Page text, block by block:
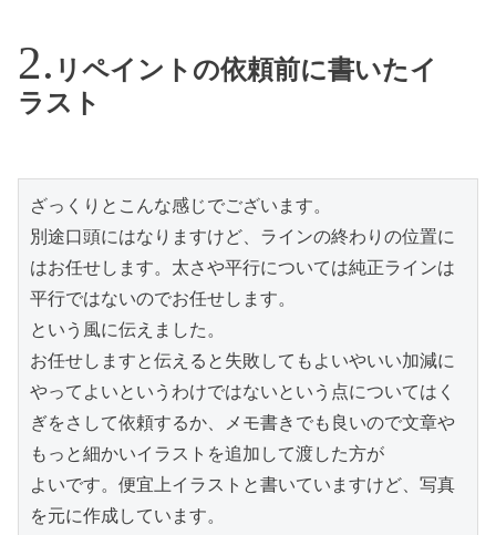
リペイントの依頼前に書いたイ
ラスト
ざっくりとこんな感じでございます。
別途口頭にはなりますけど、ラインの終わりの位置に
はお任せします。太さや平行については純正ラインは
平行ではないのでお任せします。
という風に伝えました。
お任せしますと伝えると失敗してもよいやいい加減に
やってよいというわけではないという点についてはく
ぎをさして依頼するか、メモ書きでも良いので文章や
もっと細かいイラストを追加して渡した方が
よいです。便宜上イラストと書いていますけど、写真
を元に作成しています。